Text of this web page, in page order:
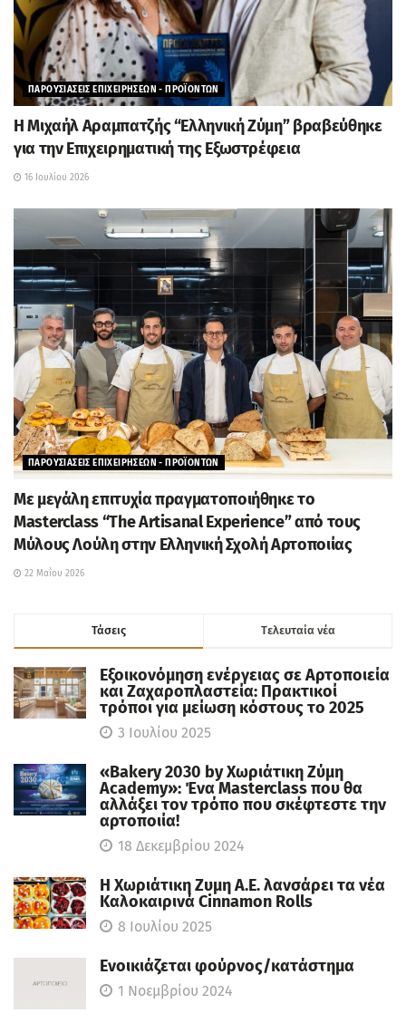
ΠΑΡΟΥΣΙΑΣΕΙΣ ΕΠΙΧΕΙΡΗΣΕΩΝ - ΠΡΟΪΟΝΤΩΝ
H Μιχαήλ Αραμπατζής “Ελληνική Ζύμη” βραβεύθηκε
για την Επιχειρηματική της Εξωστρέφεια
16 Ιουλίου 2026
ΠΑΡΟΥΣΙΑΣΕΙΣ ΕΠΙΧΕΙΡΗΣΕΩΝ - ΠΡΟΪΟΝΤΩΝ
Με μεγάλη επιτυχία πραγματοποιήθηκε το
Masterclass “The Artisanal Experience” από τους
Μύλους Λούλη στην Ελληνική Σχολή Αρτοποιίας
22 Μαΐου 2026
Τάσεις Tελευταία νέα
Εξοικονόμηση ενέργειας σε Αρτοποιεία
και Ζαχαροπλαστεία: Πρακτικοί
τρόποι για μείωση κόστους το 2025
3 Ιουλίου 2025
«Bakery 2030 by Χωριάτικη Ζύμη
Academy»: Ένα Masterclass που θα
αλλάξει τον τρόπο που σκέφτεστε την
αρτοποιία!
18 Δεκεμβρίου 2024
Η Χωριάτικη Ζυμη Α.Ε. λανσάρει τα νέα
Καλοκαιρινά Cinnamon Rolls
8 Ιουλίου 2025
Ενοικιάζεται φούρνος/κατάστημα
1 Νοεμβρίου 2024